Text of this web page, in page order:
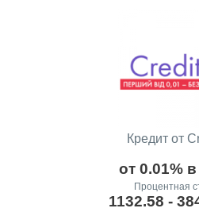
Кредит от
от 0.01%
Процентная
1132.58 -